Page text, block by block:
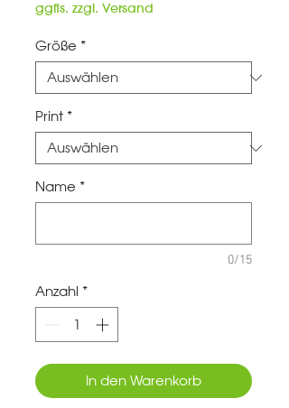
ggfls. zzgl. Versand
Größe *
Print *
Name *
0/15
Anzahl *
In den Warenkorb